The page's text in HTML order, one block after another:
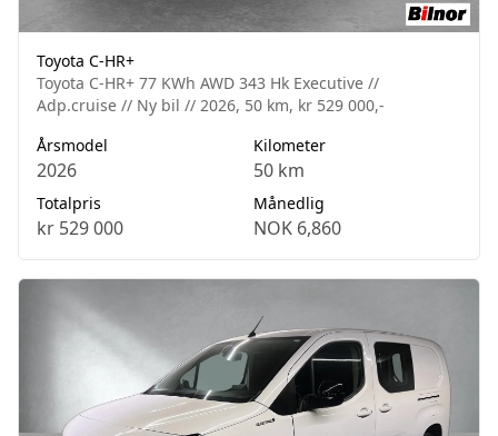
Toyota C-HR+
Toyota C-HR+ 77 KWh AWD 343 Hk Executive //
Adp.cruise // Ny bil // 2026, 50 km, kr 529 000,-
Årsmodel
2026
Kilometer
50 km
Totalpris
kr 529 000
Månedlig
NOK 6,860